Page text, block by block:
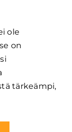
ole
on
tärkeämpi,